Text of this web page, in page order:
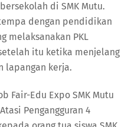
di SMK Mutu.
dengan pendidikan
melaksanakan PKL
itu ketika menjelang
lapangan kerja.